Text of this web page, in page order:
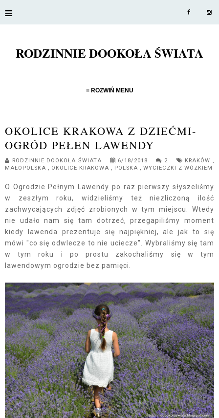
≡
RODZINNIE DOOKOŁA ŚWIATA
≡ ROZWIŃ MENU
OKOLICE KRAKOWA Z DZIEĆMI-
OGRÓD PEŁEN LAWENDY
RODZINNIE DOOKOŁA ŚWIATA 6/18/2018 2 KRAKÓW ,
MAŁOPOLSKA , OKOLICE KRAKOWA , POLSKA , WYCIECZKI Z WÓZKIEM
O Ogrodzie Pełnym Lawendy po raz pierwszy słyszeliśmy
w zeszłym roku, widzieliśmy też niezliczoną ilość
zachwycających zdjęć zrobionych w tym miejscu. Wtedy
nie udało nam się tam dotrzeć, przegapiliśmy moment
kiedy lawenda prezentuje się najpiękniej, ale jak to się
mówi "co się odwlecze to nie uciecze". Wybraliśmy się tam
w tym roku i po prostu zakochaliśmy się w tym
lawendowym ogrodzie bez pamięci.